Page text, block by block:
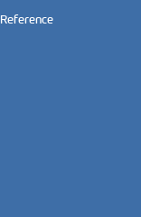
Reference